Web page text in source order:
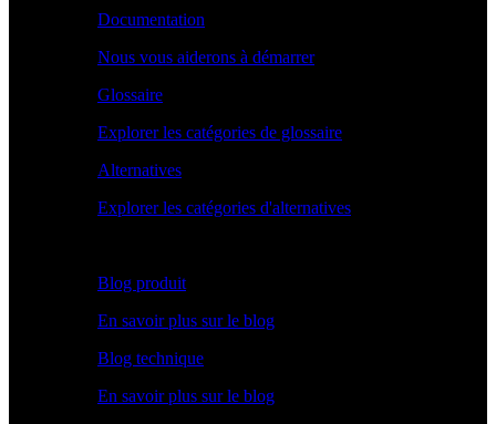
Documentation
Nous vous aiderons à démarrer
Glossaire
Explorer les catégories de glossaire
Alternatives
Explorer les catégories d'alternatives
Blog produit
En savoir plus sur le blog
Blog technique
En savoir plus sur le blog